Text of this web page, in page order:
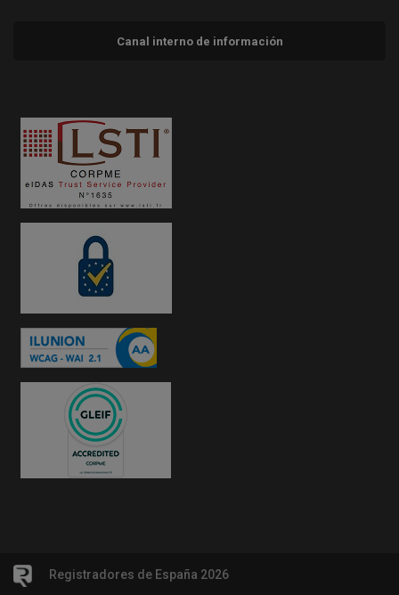
Canal interno de información
Registradores de España 2026